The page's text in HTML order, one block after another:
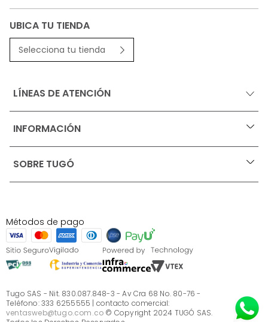
UBICA TU TIENDA
Selecciona tu tienda
LÍNEAS DE ATENCIÓN
INFORMACIÓN +
Ofertas vigentes
Términos, condiciones y restricciones para productos
S.A.S
Términos, condiciones y restricciones Tugó S.A.S
Instructivo cuidado de muebles
Sé parte de Tugó
¿Quiénes somos?
Servicio al cliente
SOBRE TUGÓ +
¿Quieres vender en Tugó?
Métodos de pago
Tugo SAS - Nit. 830.087.848-3 - Av Cra 68 No. 80-76 -
Teléfono: 333 6255555 | contacto comercial:
ventasweb@tugo.com.co © Copyright 2024 TUGÓ SAS.